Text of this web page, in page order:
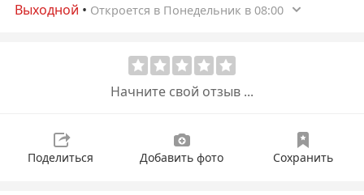
Выходной • Откроется в Понедельник в 08:00
Начните свой отзыв ...
Поделиться Добавить фото Сохранить